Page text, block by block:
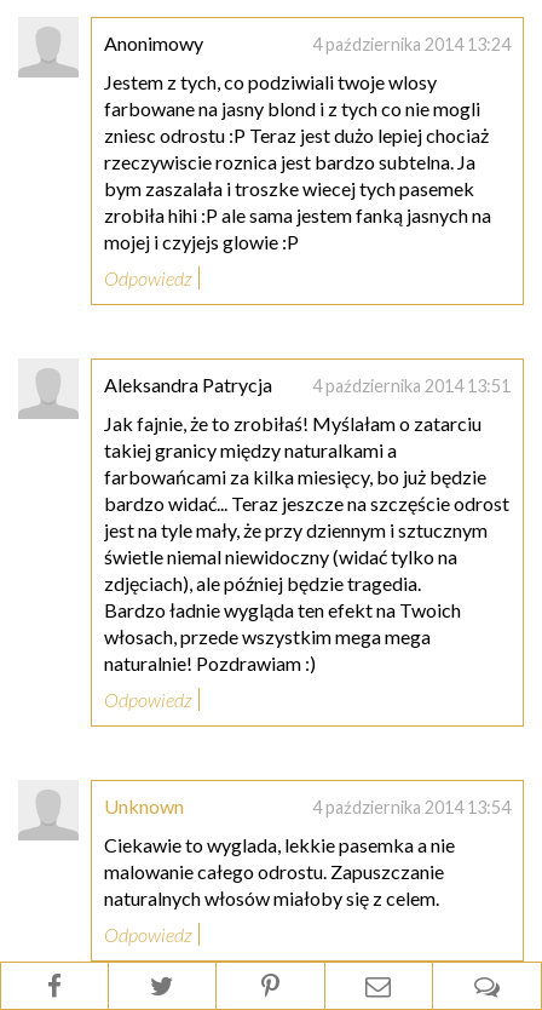
Anonimowy 4 października 2014 13:24
Jestem z tych, co podziwiali twoje wlosy
farbowane na jasny blond i z tych co nie mogli
zniesc odrostu :P Teraz jest dużo lepiej chociaż
rzeczywiscie roznica jest bardzo subtelna. Ja
bym zaszalała i troszke wiecej tych pasemek
zrobiła hihi :P ale sama jestem fanką jasnych na
mojej i czyjejs glowie :P
Odpowiedz
Aleksandra Patrycja 4 października 2014 13:51
Jak fajnie, że to zrobiłaś! Myślałam o zatarciu
takiej granicy między naturalkami a
farbowańcami za kilka miesięcy, bo już będzie
bardzo widać... Teraz jeszcze na szczęście odrost
jest na tyle mały, że przy dziennym i sztucznym
świetle niemal niewidoczny (widać tylko na
zdjęciach), ale później będzie tragedia.
Bardzo ładnie wygląda ten efekt na Twoich
włosach, przede wszystkim mega mega
naturalnie! Pozdrawiam :)
Odpowiedz
Unknown 4 października 2014 13:54
Ciekawie to wyglada, lekkie pasemka a nie
malowanie całego odrostu. Zapuszczanie
naturalnych włosów miałoby się z celem.
Odpowiedz